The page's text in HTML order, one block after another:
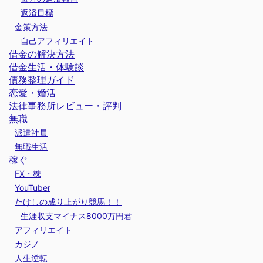
返済目標
金策方法
自己アフィリエイト
借金の解決方法
借金生活・体験談
債務整理ガイド
恋愛・婚活
法律事務所レビュー・評判
無職
派遣社員
無職生活
稼ぐ
FX・株
YouTuber
たけしの成り上がり競馬！！
生涯収支マイナス8000万円君
アフィリエイト
カジノ
人生逆転